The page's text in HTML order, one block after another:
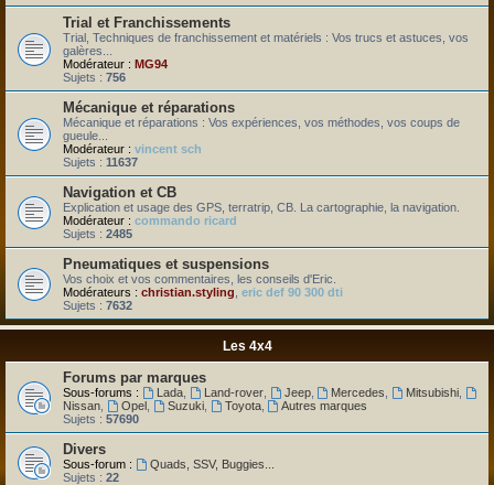
Trial et Franchissements
Trial, Techniques de franchissement et matériels : Vos trucs et astuces, vos
galères...
Modérateur : MG94
Sujets : 756
Mécanique et réparations
Mécanique et réparations : Vos expériences, vos méthodes, vos coups de
gueule...
Modérateur : vincent sch
Sujets : 11637
Navigation et CB
Explication et usage des GPS, terratrip, CB. La cartographie, la navigation.
Modérateur : commando ricard
Sujets : 2485
Pneumatiques et suspensions
Vos choix et vos commentaires, les conseils d'Eric.
Modérateurs : christian.styling eric def 90 300 dti
Sujets : 7632
Les 4x4
Forums par marques
Sous-forums : Lada, Land-rover, Jeep, Mercedes Mitsubishi
Nissan
Opel, Suzuki, Toyota,
Autres marques
Sujets : 57690
Divers
Sous-forum :
Quads, SSV, Buggies...
Sujets : 22